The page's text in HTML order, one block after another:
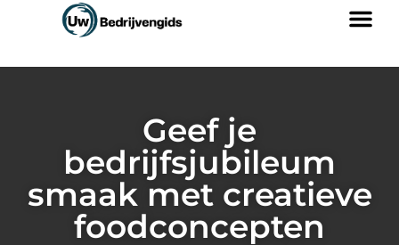
Geef je
bedrijfsjubileum
smaak met creatieve
foodconcepten